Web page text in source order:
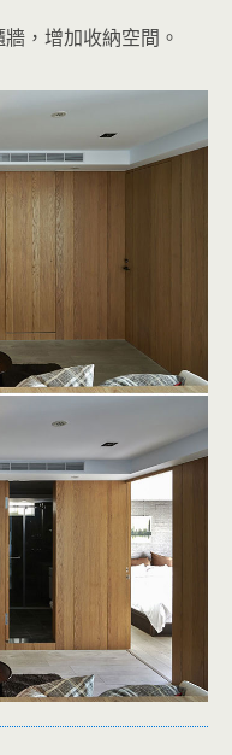
，增加收納空間。